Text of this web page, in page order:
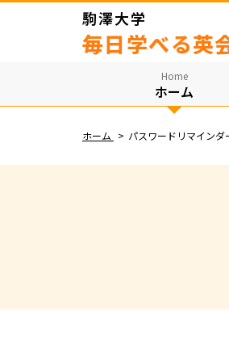
駒澤大学
毎日学べる英
Home
ホーム
ホーム パスワードリマインダ